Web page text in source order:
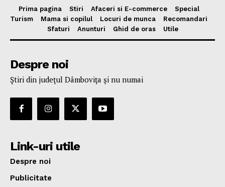
Prima pagina Stiri Afaceri si E-commerce
Special
Turism
Mama si copilul Locuri de munca
Recomandari
Sfaturi
Anunturi Ghid de oras Utile
Despre noi
Ştiri din judeţul Dâmboviţa şi nu numai
Link-uri utile
Despre noi
Publicitate